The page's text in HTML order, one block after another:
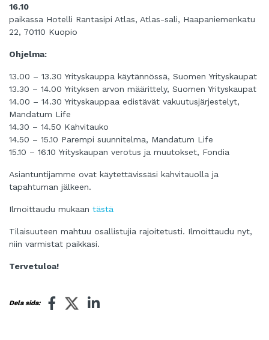
16.10
paikassa Hotelli Rantasipi Atlas, Atlas-sali, Haapaniemenkatu
22, 70110 Kuopio
Ohjelma:
13.00 – 13.30 Yrityskauppa käytännössä, Suomen Yrityskaupat
13.30 – 14.00 Yrityksen arvon määrittely, Suomen Yrityskaupat
14.00 – 14.30 Yrityskauppaa edistävät vakuutusjärjestelyt,
Mandatum Life
14.30 – 14.50 Kahvitauko
14.50 – 15.10 Parempi suunnitelma, Mandatum Life
15.10 – 16.10 Yrityskaupan verotus ja muutokset, Fondia
Asiantuntijamme ovat käytettävissäsi kahvitauolla ja
tapahtuman jälkeen.
Ilmoittaudu mukaan tästä
Tilaisuuteen mahtuu osallistujia rajoitetusti. Ilmoittaudu nyt,
niin varmistat paikkasi.
Tervetuloa!
Dela sida: